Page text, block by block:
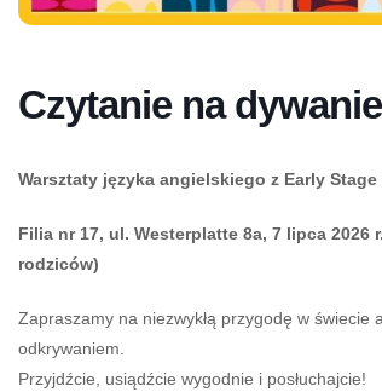
Czytanie na dywanie
Warsztaty języka angielskiego z Early
Filia nr 17, ul. Westerplatte 8a, 7 lipca 2026
rodziców)
Zapraszamy na niezwykłą przygodę w świecie
odkrywaniem.
Przyjdźcie, usiądźcie wygodnie i posłuchajcie!